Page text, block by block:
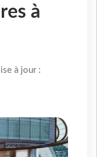
à
à jour :